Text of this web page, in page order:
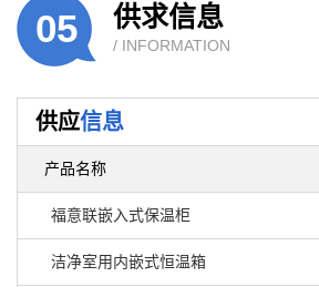
05 供求信息
/ INFORMATION
供应信息
产品名称
福意联嵌入式保温柜
洁净室用内嵌式恒温箱